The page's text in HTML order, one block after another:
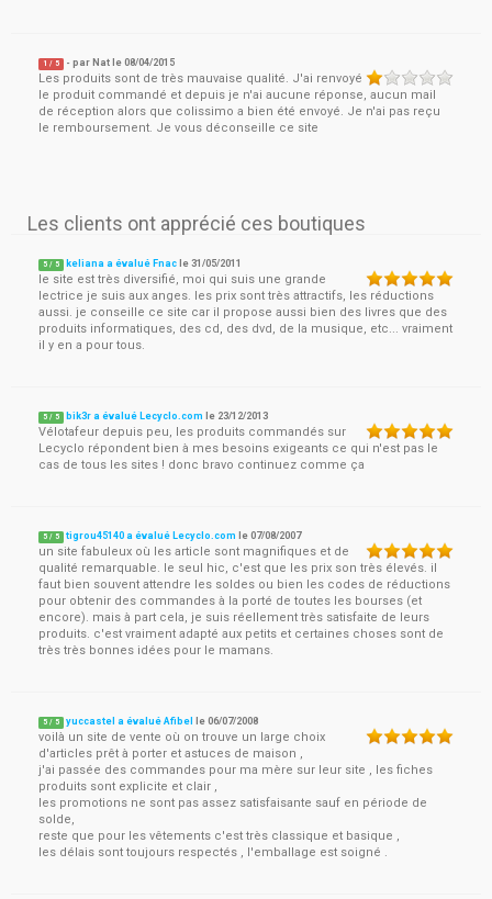
1 / 5 - par Nat le08/04/2015
Les produits sont de très mauvaise qualité. J'ai renvoyé
le produit commandé et depuis je n'ai aucune réponse, aucun mail
de réception alors que colissimo a bien été envoyé. Je n'ai pas reçu
le remboursement. Je vous déconseille ce site
Les clients ont apprécié ces boutiques
5 / 5 keliana a évalué Fnac le31/05/2011
le site est très diversifié, moi qui suis une grande
lectrice je suis aux anges. les prix sont très attractifs, les réductions
aussi. je conseille ce site car il propose aussi bien des livres que des
produits informatiques, des cd, des dvd, de la musique, etc... vraiment
il y en a pour tous.
5 / 5 bik3r a évalué Lecyclo.com le 23/12/2013
Vélotafeur depuis peu, les produits commandés sur
Lecyclo répondent bien à mes besoins exigeants ce qui n'est pas le
cas de tous les sites ! donc bravo continuez comme ça
5 / 5 tigrou45140 a évalué Lecyclo.com le07/08/2007
un site fabuleux où les article sont magnifiques et de
qualité remarquable. le seul hic, c'est que les prix son très élevés. il
faut bien souvent attendre les soldes ou bien les codes de réductions
pour obtenir des commandes à la porté de toutes les bourses (et
encore). mais à part cela, je suis réellement très satisfaite de leurs
produits. c'est vraiment adapté aux petits et certaines choses sont de
très très bonnes idées pour le mamans.
5 / 5 yuccastel a évalué Afibel le06/07/2008
voilà un site de vente où on trouve un large choix
d'articles prêt à porter et astuces de maison ,
j'ai passée des commandes pour ma mère sur leur site , les fiches
produits sont explicite et clair ,
les promotions ne sont pas assez satisfaisante sauf en période de
solde,
reste que pour les vêtements c'est très classique et basique ,
les délais sont toujours respectés , l'emballage est soigné .